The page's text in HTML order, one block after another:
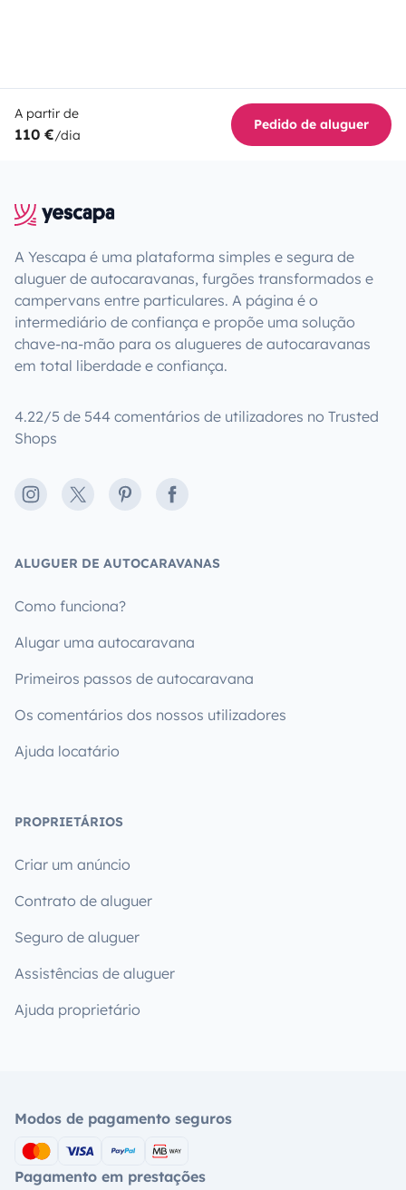
A partir de
110 €/dia
Pedido de aluguer
A Yescapa é uma plataforma simples e segura de
aluguer de autocaravanas, furgões transformados e
campervans entre particulares. A página é o
intermediário de confiança e propõe uma solução
chave-na-mão para os alugueres de autocaravanas
em total liberdade e confiança.
4.22/5 de 544 comentários de utilizadores no Trusted
Shops
Instagram
X PinterestFacebook
ALUGUER DE AUTOCARAVANAS
Como funciona?
Alugar uma autocaravana
Primeiros passos de autocaravana
Os comentários dos nossos utilizadores
Ajuda locatário
PROPRIETÁRIOS
Criar um anúncio
Contrato de aluguer
Seguro de aluguer
Assistências de aluguer
Ajuda proprietário
Modos de pagamento seguros
Pagamento em prestações